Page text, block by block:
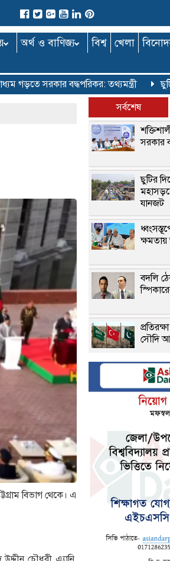
অর্থ ও বাণিজ্য বিশ্ব খেলা
সরকার বদ্ধপরিকর: তথ্যমন্ত্রী ছুটির
বিভাগ থেকে। এ
সর্বশেষ
সরকার
ছুটির
যানজট
বদলি
সৌদি
টানা
দাম
আজ
আশঙ্কা